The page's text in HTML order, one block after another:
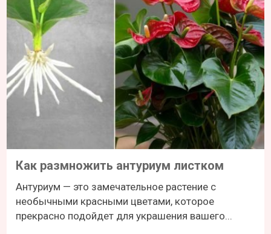
Как размножить антуриум листком
Антуриум — это замечательное растение с
необычными красными цветами, которое
прекрасно подойдет для украшения вашего...